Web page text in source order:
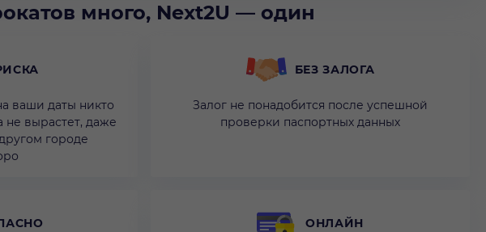
много, Next2U — один
ваши даты никто
не вырастет, даже
городе
БЕЗ ЗАЛОГА
Залог не понадобится после успешной
проверки паспортных данных
ОНЛАЙН